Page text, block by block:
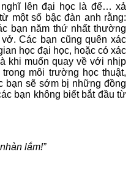
lên đại học là để… xả
một số bậc đàn anh rằng:
bạn năm thứ nhất thường
Các bạn cũng quên xác
học đại học, hoặc có xác
khi muốn quay về với nhịp
môi trường học thuật,
bạn sẽ sớm bị những đồng
bạn không biết bắt đầu từ
lắm!”